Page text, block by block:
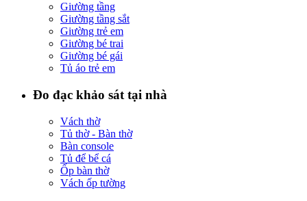
Giường tầng
Giường tầng sắt
Giường trẻ em
Giường bé trai
Giường bé gái
Tủ áo trẻ em
Đo đạc khảo sát tại nhà
Vách thờ
Tủ thờ - Bàn thờ
Bàn console
Tủ để bể cá
Ốp bàn thờ
Vách ốp tường